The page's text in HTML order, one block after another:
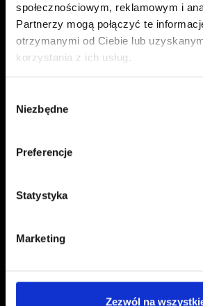
społecznościowym, reklamowym i
Partnerzy mogą połączyć te
otrzymanymi od Ciebie lub
korzystania z ich usług.
zgody
Niezbędne
Preferencje
Statystyka
Marketing
Zezwól na